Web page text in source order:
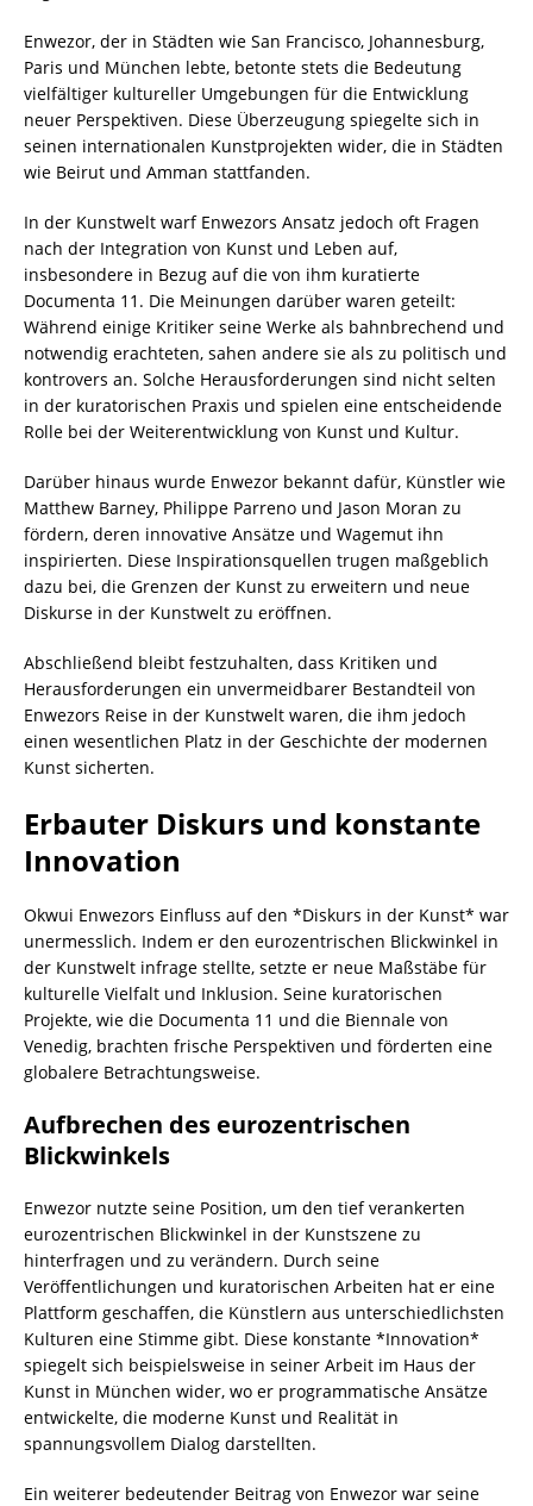
Enwezor, der in Städten wie San Francisco, Johannesburg,
Paris und München lebte, betonte stets die Bedeutung
vielfältiger kultureller Umgebungen für die Entwicklung
neuer Perspektiven. Diese Überzeugung spiegelte sich in
seinen internationalen Kunstprojekten wider, die in Städten
wie Beirut und Amman stattfanden.
In der Kunstwelt warf Enwezors Ansatz jedoch oft Fragen
nach der Integration von Kunst und Leben auf,
insbesondere in Bezug auf die von ihm kuratierte
Documenta 11. Die Meinungen darüber waren geteilt:
Während einige Kritiker seine Werke als bahnbrechend und
notwendig erachteten, sahen andere sie als zu politisch und
kontrovers an. Solche Herausforderungen sind nicht selten
in der kuratorischen Praxis und spielen eine entscheidende
Rolle bei der Weiterentwicklung von Kunst und Kultur.
Darüber hinaus wurde Enwezor bekannt dafür, Künstler wie
Matthew Barney, Philippe Parreno und Jason Moran zu
fördern, deren innovative Ansätze und Wagemut ihn
inspirierten. Diese Inspirationsquellen trugen maßgeblich
dazu bei, die Grenzen der Kunst zu erweitern und neue
Diskurse in der Kunstwelt zu eröffnen.
Abschließend bleibt festzuhalten, dass Kritiken und
Herausforderungen ein unvermeidbarer Bestandteil von
Enwezors Reise in der Kunstwelt waren, die ihm jedoch
einen wesentlichen Platz in der Geschichte der modernen
Kunst sicherten.
Erbauter Diskurs und konstante
Innovation
Okwui Enwezors Einfluss auf den *Diskurs in der Kunst* war
unermesslich. Indem er den eurozentrischen Blickwinkel in
der Kunstwelt infrage stellte, setzte er neue Maßstäbe für
kulturelle Vielfalt und Inklusion. Seine kuratorischen
Projekte, wie die Documenta 11 und die Biennale von
Venedig, brachten frische Perspektiven und förderten eine
globalere Betrachtungsweise.
Aufbrechen des eurozentrischen
Blickwinkels
Enwezor nutzte seine Position, um den tief verankerten
eurozentrischen Blickwinkel in der Kunstszene zu
hinterfragen und zu verändern. Durch seine
Veröffentlichungen und kuratorischen Arbeiten hat er eine
Plattform geschaffen, die Künstlern aus unterschiedlichsten
Kulturen eine Stimme gibt. Diese konstante *Innovation*
spiegelt sich beispielsweise in seiner Arbeit im Haus der
Kunst in München wider, wo er programmatische Ansätze
entwickelte, die moderne Kunst und Realität in
spannungsvollem Dialog darstellten.
Ein weiterer bedeutender Beitrag von Enwezor war seine